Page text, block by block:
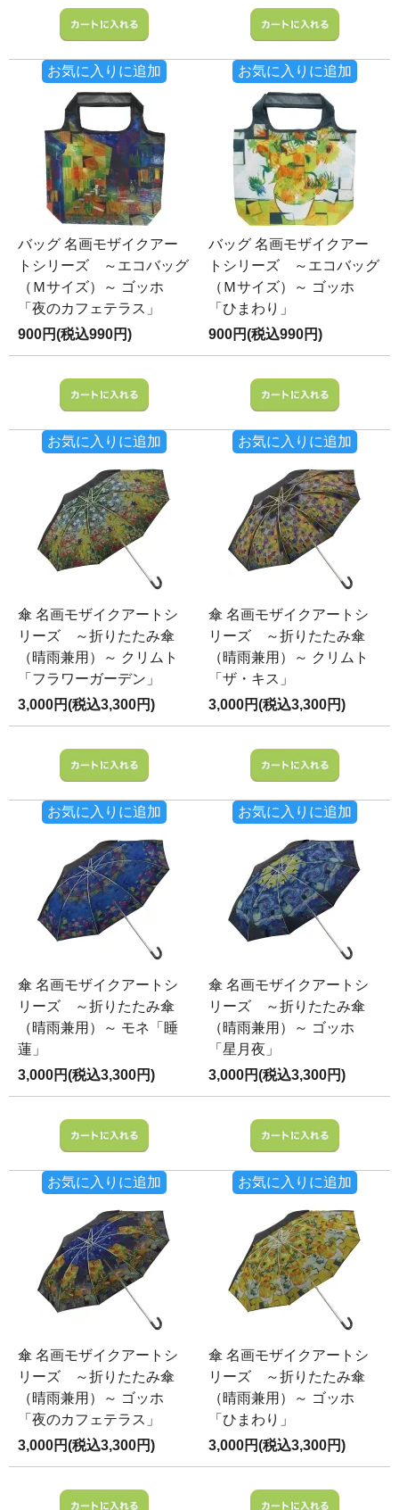
お気に入りに追加 お気に入りに追加
バッグ 名画モザイクアー
トシリーズ ～エコバッグ
（Ｍサイズ）～ ゴッホ
「夜のカフェテラス」
900円(税込990円)
お気に入りに追加
バッグ 名画モザイクアー
トシリーズ ～エコバッグ
（Ｍサイズ）～ ゴッホ
「ひまわり」
900円(税込990円)
お気に入りに追加
傘 名画モザイクアートシ
リーズ ～折りたたみ傘
（晴雨兼用）～ クリムト
「フラワーガーデン」
3,000円(税込3,300円)
お気に入りに追加
傘 名画モザイクアートシ
リーズ ～折りたたみ傘
（晴雨兼用）～ クリムト
「ザ・キス」
3,000円(税込3,300円)
お気に入りに追加
傘 名画モザイクアートシ
リーズ ～折りたたみ傘
（晴雨兼用）～ モネ「睡
蓮」
3,000円(税込3,300円)
お気に入りに追加
傘 名画モザイクアートシ
リーズ ～折りたたみ傘
（晴雨兼用）～ ゴッホ
「星月夜」
3,000円(税込3,300円)
お気に入りに追加
傘 名画モザイクアートシ
リーズ ～折りたたみ傘
（晴雨兼用）～ ゴッホ
「夜のカフェテラス」
3,000円(税込3,300円)
傘 名画モザイクアートシ
リーズ ～折りたたみ傘
（晴雨兼用）～ ゴッホ
「ひまわり」
3,000円(税込3,300円)